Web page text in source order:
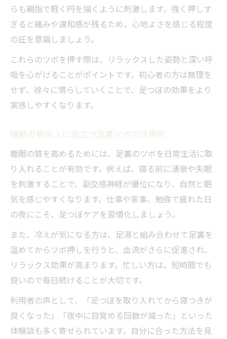
らも親指で軽く円を描くように刺激します。強く押しす
ぎると痛みや違和感が残るため、心地よさを感じる程度
の圧を意識しましょう。
これらのツボを押す際は、リラックスした姿勢と深い呼
吸を心がけることがポイントです。初心者の方は無理を
せず、徐々に慣らしていくことで、足つぼの効果をより
実感しやすくなります。
睡眠の質向上に役立つ足裏ツボの活用例
睡眠の質を高めるためには、足裏のツボを日常生活に取
り入れることが有効です。例えば、寝る前に湧泉や失眠
を刺激することで、副交感神経が優位になり、自然と眠
気を感じやすくなります。仕事や家事、勉強で疲れた日
の夜にこそ、足つぼケアを習慣化しましょう。
また、冷えが気になる方は、足湯と組み合わせて足裏を
温めてからツボ押しを行うと、血流がさらに促進され、
リラックス効果が高まります。忙しい方は、短時間でも
良いので毎日続けることが大切です。
利用者の声として、「足つぼを取り入れてから寝つきが
良くなった」「夜中に目覚める回数が減った」といった
体験談も多く寄せられています。自分に合った方法を見